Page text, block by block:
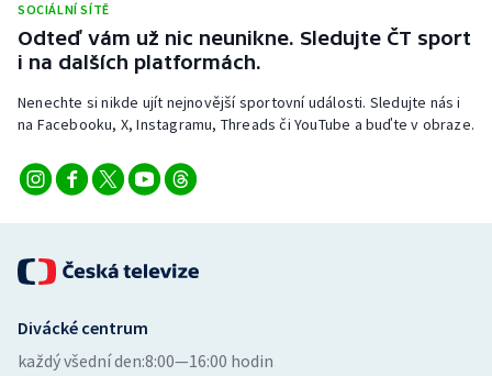
Veslování
Volejbal
Ostatní
SOCIÁLNÍ SÍTĚ
Odteď vám už nic neunikne. Sledujte ČT sport
i na dalších platformách.
Nenechte si nikde ujít nejnovější sportovní události. Sledujte nás i
na Facebooku, X, Instagramu, Threads či YouTube a buďte v obraze.
Divácké centrum
každý všední den:8:00—16:00 hodin